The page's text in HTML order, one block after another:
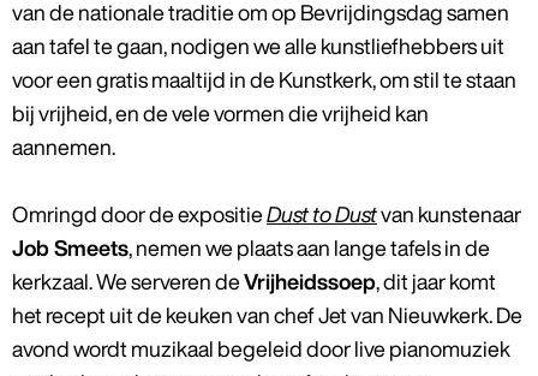
van de nationale traditie om op Bevrijdingsdag samen
aan tafel te gaan, nodigen we alle kunstliefhebbers uit
voor een gratis maaltijd in de Kunstkerk, om stil te staan
bij vrijheid, en de vele vormen die vrijheid kan
aannemen.
Omringd door de expositieDust to Dustvan kunstenaar
Job Smeets , nemen we plaats aan lange tafels in de
kerkzaal. We serveren deVrijheidssoep , dit jaar komt
het recept uit de keuken van chef Jet van Nieuwkerk. De
avond wordt muzikaal begeleid door live pianomuziek